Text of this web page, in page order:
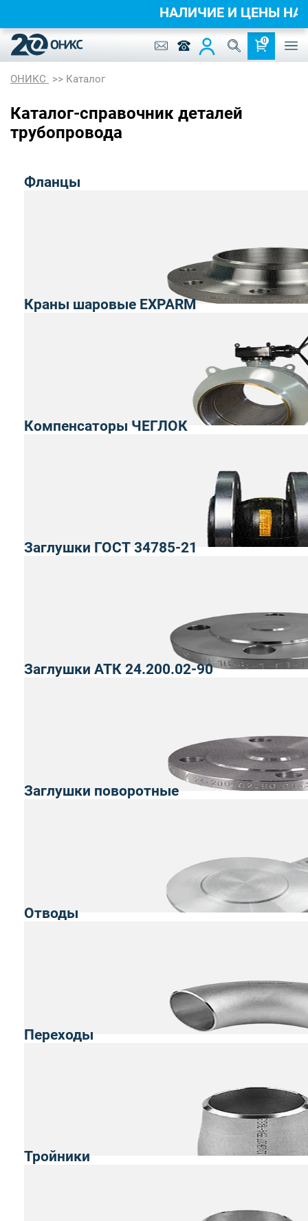
0
ОНИКС Каталог
Каталог-справочник деталей
трубопровода
Фланцы
Краны шаровые EXPARM
Компенсаторы ЧЕГЛОК
Заглушки ГОСТ 34785-21
Заглушки АТК 24.200.02-90
Заглушки поворотные
Отводы
Переходы
Тройники
НАЛИЧИЕ И ЦЕНЫ